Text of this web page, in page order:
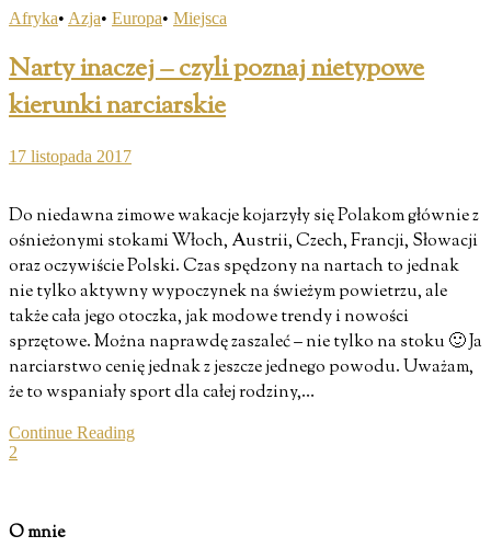
Afryka• Azja• Europa• Miejsca
Narty inaczej – czyli poznaj nietypowe
kierunki narciarskie
17 listopada 2017
Do niedawna zimowe wakacje kojarzyły się Polakom głównie z
ośnieżonymi stokami Włoch, Austrii, Czech, Francji, Słowacji
oraz oczywiście Polski. Czas spędzony na nartach to jednak
nie tylko aktywny wypoczynek na świeżym powietrzu, ale
także cała jego otoczka, jak modowe trendy i nowości
sprzętowe. Można naprawdę zaszaleć – nie tylko na stoku 🙂 Ja
narciarstwo cenię jednak z jeszcze jednego powodu. Uważam,
że to wspaniały sport dla całej rodziny,…
Continue Reading
2
O mnie